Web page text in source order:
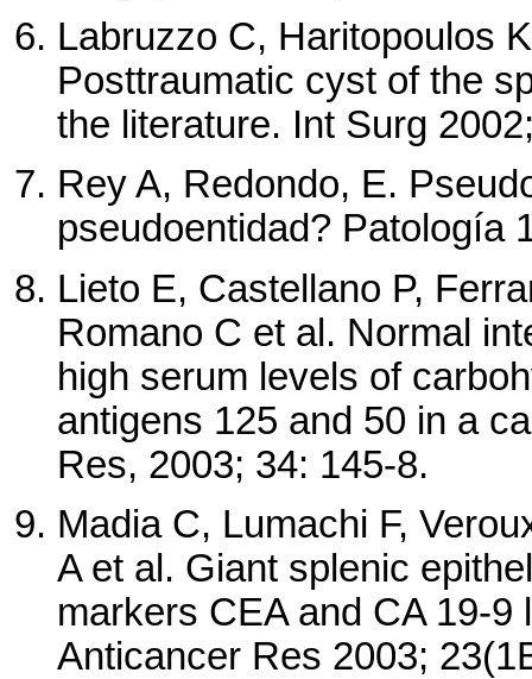
Labruzzo C, Haritopoulos
Posttraumatic cyst of the
the literature. Int Surg
Rey A, Redondo, E.
pseudoentidad? Patología
Lieto E, Castellano P,
Romano C et al. Normal
high serum levels of
antigens 125 and 50 in a
Res, 2003; 34: 145-8.
Madia C, Lumachi F,
A et al. Giant splenic
markers CEA and CA 19-
Anticancer Res 2003;